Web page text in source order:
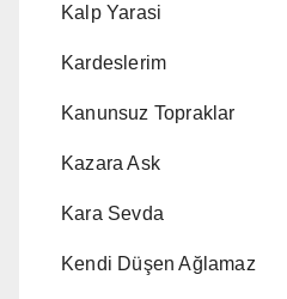
Kalp Yarasi
Kardeslerim
Kanunsuz Topraklar
Kazara Ask
Kara Sevda
Kendi Düşen Ağlamaz